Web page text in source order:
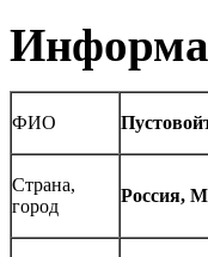
ФИО
Страна,
город
Россия,